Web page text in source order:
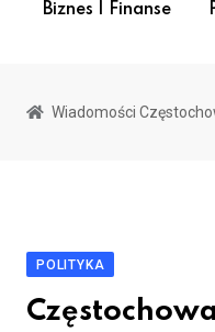
Biznes I Finanse
Wiadomości
POLITYKA